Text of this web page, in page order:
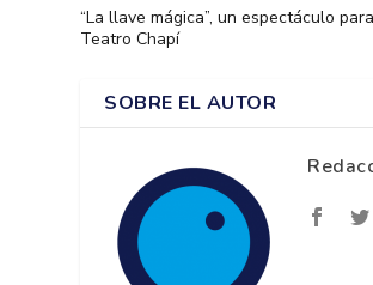
“La llave mágica”, un espectáculo
Teatro Chapí
SOBRE EL AUTOR